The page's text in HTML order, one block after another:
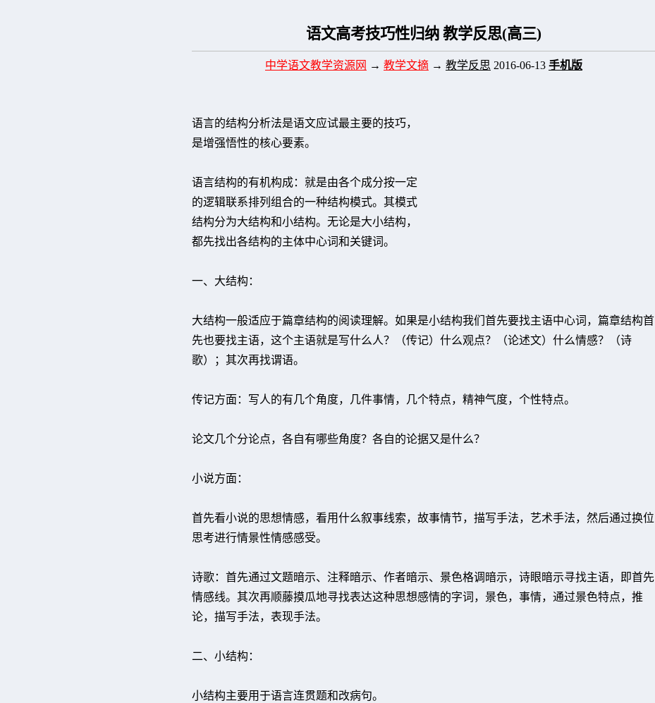
语文高考技巧性归纳 教学反思(高三)
中学语文教学资源网 → 教学文摘 → 教学反思 2016-06-13 手机版
语言的结构分析法是语文应试最主要的技巧，
是增强悟性的核心要素。
语言结构的有机构成：就是由各个成分按一定
的逻辑联系排列组合的一种结构模式。其模式
结构分为大结构和小结构。无论是大小结构，
都先找出各结构的主体中心词和关键词。
一、大结构：
大结构一般适应于篇章结构的阅读理解。如果是小结构我们首先要找主语中心词，篇章结构首
先也要找主语，这个主语就是写什么人？（传记）什么观点？（论述文）什么情感？（诗
歌）；其次再找谓语。
传记方面：写人的有几个角度，几件事情，几个特点，精神气度，个性特点。
论文几个分论点，各自有哪些角度？各自的论据又是什么？
小说方面：
首先看小说的思想情感，看用什么叙事线索，故事情节，描写手法，艺术手法，然后通过换位
思考进行情景性情感感受。
诗歌：首先通过文题暗示、注释暗示、作者暗示、景色格调暗示，诗眼暗示寻找主语，即首先
情感线。其次再顺藤摸瓜地寻找表达这种思想感情的字词，景色，事情，通过景色特点，推
论，描写手法，表现手法。
二、小结构：
小结构主要用于语言连贯题和改病句。